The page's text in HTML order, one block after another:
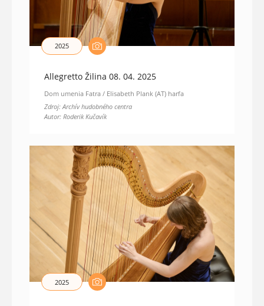
2025
Allegretto Žilina 08. 04. 2025
Dom umenia Fatra / Elisabeth Plank (AT) harfa
Zdroj: Archív hudobného centra
Autor: Roderik Kučavík
2025